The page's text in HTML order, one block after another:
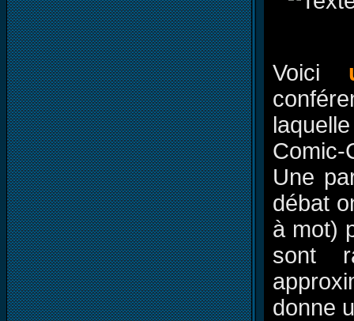
Voici
Comic-
Une
débat
à mot)
sont
donne